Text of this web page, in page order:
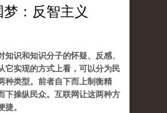
梦：反智主义
知识和知识分子的怀疑、反感、
它实现的方式上看，可以分为民
种类型。前者自下而上制衡精
下操纵民众。互联网让这两种方
。